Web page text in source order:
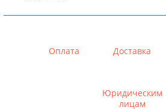
Оплата Доставка
Юридическим
лицам